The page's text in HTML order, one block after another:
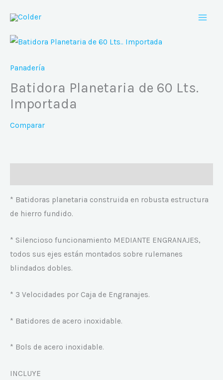
contenido
Panadería
Batidora Planetaria de 60 Lts.
Importada
Comparar
* Batidoras planetaria construida en robusta estructura
de hierro fundido.
* Silencioso funcionamiento MEDIANTE ENGRANAJES,
todos sus ejes están montados sobre rulemanes
blindados dobles.
* 3 Velocidades por Caja de Engranajes.
* Batidores de acero inoxidable.
* Bols de acero inoxidable.
INCLUYE